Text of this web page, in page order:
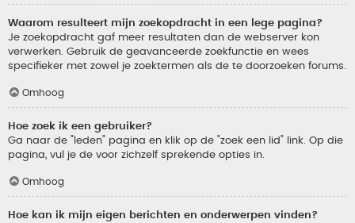
Waarom resulteert mijn zoekopdracht in een lege pagina?
Je zoekopdracht gaf meer resultaten dan de webserver kon
verwerken. Gebruik de geavanceerde zoekfunctie en wees
specifieker met zowel je zoektermen als de te doorzoeken forums.
Omhoog
Hoe zoek ik een gebruiker?
Ga naar de "leden" pagina en klik op de "zoek een lid" link. Op die
pagina, vul je de voor zichzelf sprekende opties in.
Omhoog
Hoe kan ik mijn eigen berichten en onderwerpen vinden?